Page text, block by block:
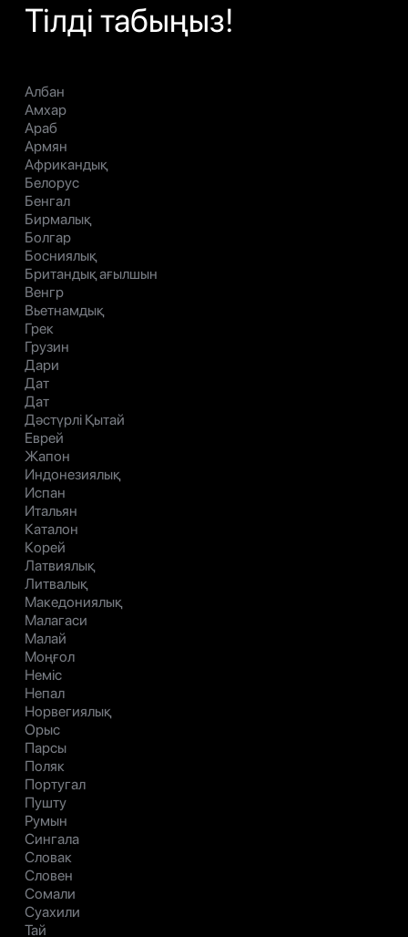
Тілді табыңыз!
Албан
Амхар
Араб
Армян
Африкандық
Белорус
Бенгал
Бирмалық
Болгар
Босниялық
Британдық ағылшын
Венгр
Вьетнамдық
Грек
Грузин
Дари
Дат
Дат
Дәстүрлі Қытай
Еврей
Жапон
Индонезиялық
Испан
Итальян
Каталон
Корей
Латвиялық
Литвалық
Македониялық
Малагаси
Малай
Моңғол
Неміс
Непал
Норвегиялық
Орыс
Парсы
Поляк
Португал
Пушту
Румын
Сингала
Словак
Словен
Сомали
Суахили
Тай